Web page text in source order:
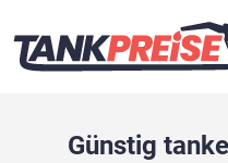
Günstig